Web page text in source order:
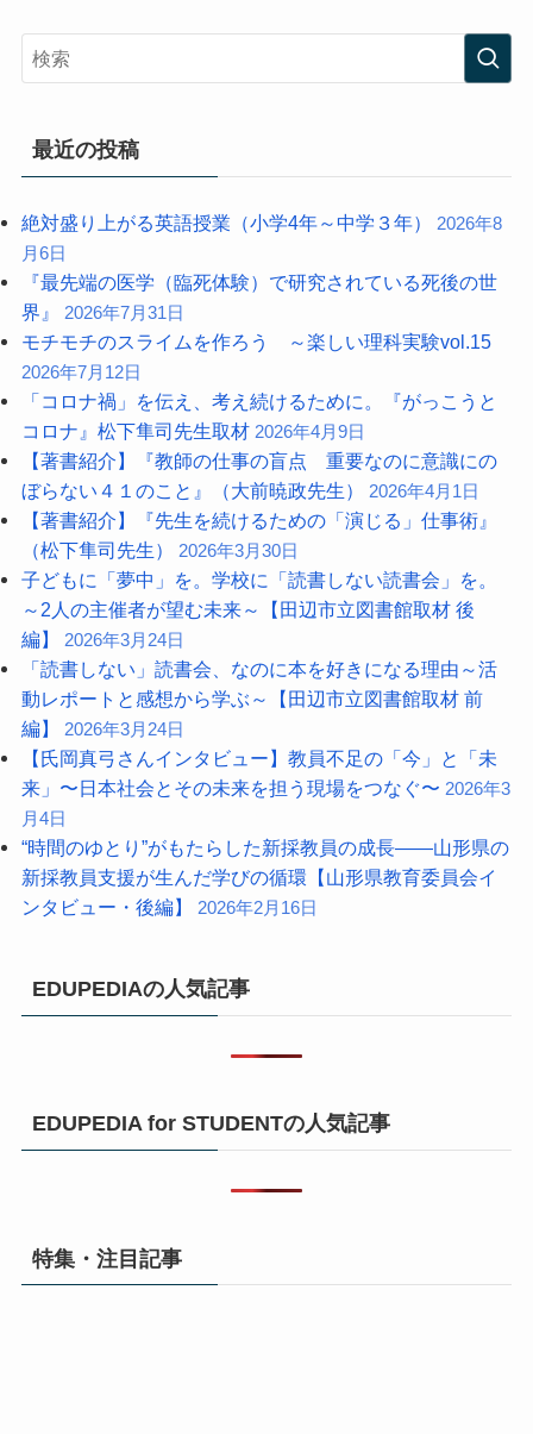
最近の投稿
絶対盛り上がる英語授業（小学4年～中学３年） 2026年8
月6日
『最先端の医学（臨死体験）で研究されている死後の世
界』 2026年7月31日
モチモチのスライムを作ろう ～楽しい理科実験vol.15
2026年7月12日
「コロナ禍」を伝え、考え続けるために。『がっこうと
コロナ』松下隼司先生取材 2026年4月9日
【著書紹介】『教師の仕事の盲点 重要なのに意識にの
ぼらない４１のこと』（大前暁政先生） 2026年4月1日
【著書紹介】『先生を続けるための「演じる」仕事術』
（松下隼司先生） 2026年3月30日
子どもに「夢中」を。学校に「読書しない読書会」を。
～2人の主催者が望む未来～【田辺市立図書館取材 後
編】 2026年3月24日
「読書しない」読書会、なのに本を好きになる理由～活
動レポートと感想から学ぶ～【田辺市立図書館取材 前
編】 2026年3月24日
【氏岡真弓さんインタビュー】教員不足の「今」と「未
来」〜日本社会とその未来を担う現場をつなぐ〜 2026年3
月4日
“時間のゆとり”がもたらした新採教員の成長――山形県の
新採教員支援が生んだ学びの循環【山形県教育委員会イ
ンタビュー・後編】 2026年2月16日
EDUPEDIAの人気記事
EDUPEDIA for STUDENTの人気記事
特集・注目記事